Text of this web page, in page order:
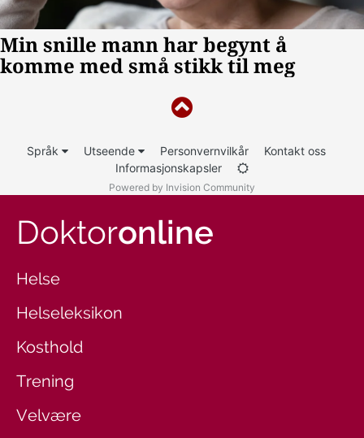
Språk Utseende Personvernvilkår
Kontakt oss
Informasjonskapsler
Powered by Invision Community
Doktoronline
Helse
Helseleksikon
Kosthold
Trening
Velvære